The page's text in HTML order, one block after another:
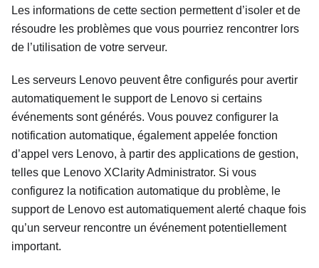
Les informations de cette section permettent d’isoler et de
résoudre les problèmes que vous pourriez rencontrer lors
de l’utilisation de votre serveur.
Les serveurs Lenovo peuvent être configurés pour avertir
automatiquement le support de Lenovo si certains
événements sont générés. Vous pouvez configurer la
notification automatique, également appelée fonction
d’appel vers Lenovo, à partir des applications de gestion,
telles que Lenovo XClarity Administrator. Si vous
configurez la notification automatique du problème, le
support de Lenovo est automatiquement alerté chaque fois
qu’un serveur rencontre un événement potentiellement
important.